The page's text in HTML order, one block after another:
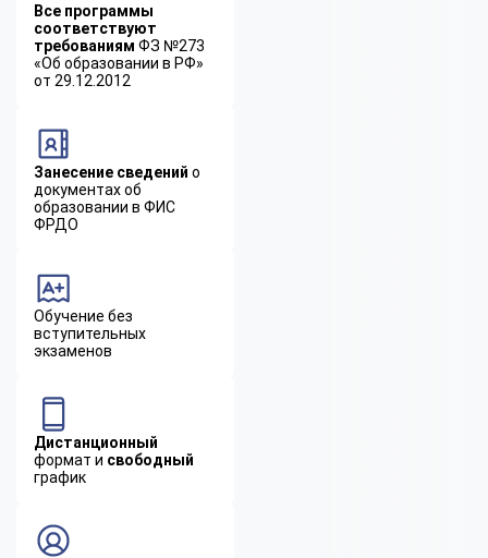
Все программы
соответствуют
требованиям ФЗ №273
«Об образовании в РФ»
от 29.12.2012
Занесение сведений о
документах об
образовании в ФИС
ФРДО
Обучение без
вступительных
экзаменов
Дистанционный
формат и свободный
график